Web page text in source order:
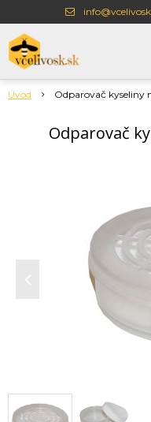
Úvod Odparovač kyseliny
Odparovač